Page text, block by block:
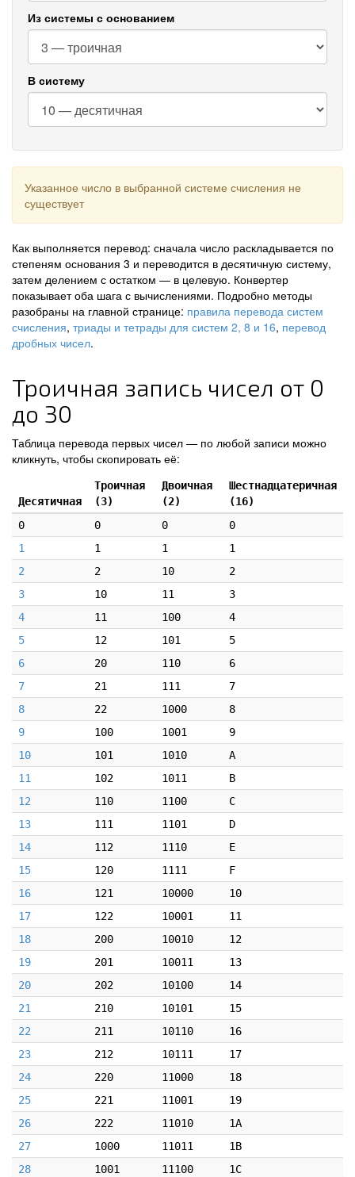
Из системы с основанием
В систему
Указанное число в выбранной системе счисления не
существует
Как выполняется перевод: сначала число раскладывается по
степеням основания 3 и переводится в десятичную систему,
затем делением с остатком — в целевую. Конвертер
показывает оба шага с вычислениями. Подробно методы
разобраны на главной странице: правила перевода систем
счисления, триады и тетрады для систем 2, 8 и 16, перевод
дробных чисел.
Троичная запись чисел от 0
до 30
Таблица перевода первых чисел — по любой записи можно
кликнуть, чтобы скопировать её:
Десятичная
Троичная
(3)
Двоичная
(2)
Шестнадцатеричная
(16)
0
0 0
0
1
1 1
1
2
2 10
2
3
10 11
3
4
11 100
4
5
12 101
5
6
20 110
6
7
21 111
7
8
22 1000
8
9
100 1001
9
10
101 1010
A
11
102 1011
B
12
110 1100
C
13
111 1101
D
14
112 1110
E
15
120 1111
F
16
121 10000
10
17
122 10001
11
18
200 10010
12
19
201 10011
13
20
202 10100
14
21
210 10101
15
22
211 10110
16
23
212 10111
17
24
220 11000
18
25
221 11001
19
26
222 11010
1A
27
1000 11011
1B
28
1001 11100
1C